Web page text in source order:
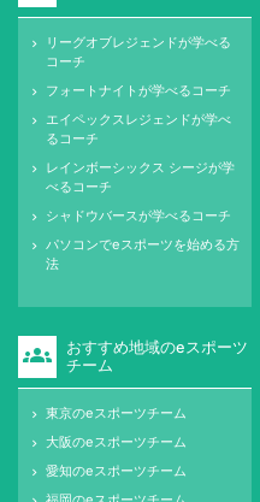
keyboard_arrow_right
リーグオブレジェンドが学べる
コーチ
keyboard_arrow_right フォートナイトが学べるコーチ
keyboard_arrow_right
エイペックスレジェンドが学べ
るコーチ
keyboard_arrow_right
レインボーシックス シージが学
べるコーチ
keyboard_arrow_right シャドウバースが学べるコーチ
keyboard_arrow_right
パソコンでeスポーツを始める方
法
groups
おすすめ地域のeスポーツ
チーム
keyboard_arrow_right 東京のeスポーツチーム
keyboard_arrow_right 大阪のeスポーツチーム
keyboard_arrow_right 愛知のeスポーツチーム